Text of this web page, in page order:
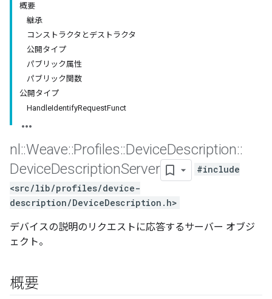
概要
継承
コンストラクタとデストラクタ
公開タイプ
パブリック属性
パブリック関数
公開タイプ
HandleIdentifyRequestFunct
nl ::Weave::Profiles::DeviceDescription::
DeviceDescriptionServer
#include
<src/lib/profiles/device-
description/DeviceDescription.h>
デバイスの説明のリクエストに応答するサーバー オブジ
ェクト。
概要